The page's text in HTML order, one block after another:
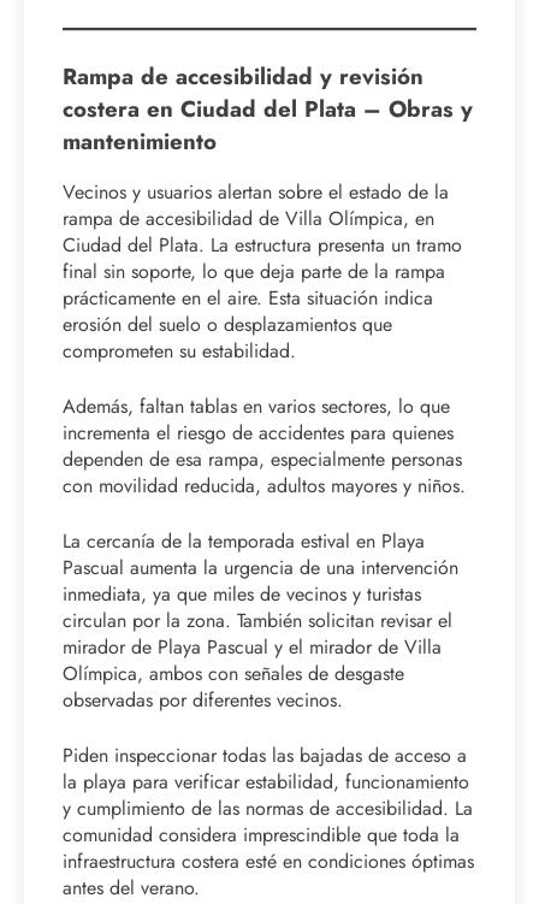
Rampa de accesibilidad y revisión
costera en Ciudad del Plata – Obras y
mantenimiento
Vecinos y usuarios alertan sobre el estado de la
rampa de accesibilidad de Villa Olímpica, en
Ciudad del Plata. La estructura presenta un tramo
final sin soporte, lo que deja parte de la rampa
prácticamente en el aire. Esta situación indica
erosión del suelo o desplazamientos que
comprometen su estabilidad.
Además, faltan tablas en varios sectores, lo que
incrementa el riesgo de accidentes para quienes
dependen de esa rampa, especialmente personas
con movilidad reducida, adultos mayores y niños.
La cercanía de la temporada estival en Playa
Pascual aumenta la urgencia de una intervención
inmediata, ya que miles de vecinos y turistas
circulan por la zona. También solicitan revisar el
mirador de Playa Pascual y el mirador de Villa
Olímpica, ambos con señales de desgaste
observadas por diferentes vecinos.
Piden inspeccionar todas las bajadas de acceso a
la playa para verificar estabilidad, funcionamiento
y cumplimiento de las normas de accesibilidad. La
comunidad considera imprescindible que toda la
infraestructura costera esté en condiciones óptimas
antes del verano.